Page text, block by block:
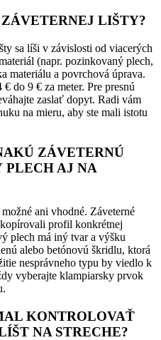
LIŠTY?
sa líši v závislosti od viacerých
(napr. pozinkovaný plech,
materiálu a povrchová úprava.
do 9 € za meter. Pre presnú
zaslať dopyt. Radi vám
na mieru, aby ste mali istotu
ZÁVETERNÚ
PLECH AJ NA
ani vhodné. Záveterné
profil konkrétnej
plech má iný tvar a výšku
alebo betónovú škridlu, ktorá
nesprávneho typu by viedlo k
vyberajte klampiarsky prvok
KONTROLOVAŤ
NA STRECHE?